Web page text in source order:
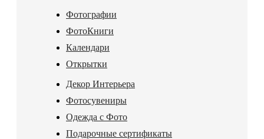
Фотографии
ФотоКниги
Календари
Открытки
Декор Интерьера
Фотосувениры
Одежда с Фото
Подарочные сертификаты